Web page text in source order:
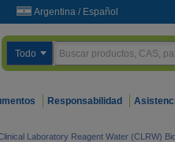
Argentina / Español
Todo
Responsabilidad
Laboratory Reagent Water (CLRW)